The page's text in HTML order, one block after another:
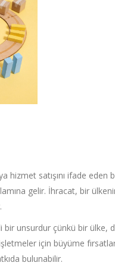
hizmet satışını ifade
gelir. İhracat, bir
unsurdur çünkü bir ülke,
için büyüme
bulunabilir.